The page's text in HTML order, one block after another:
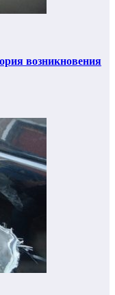
возникновения